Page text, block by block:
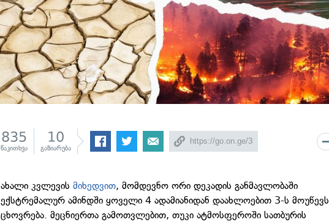
835
წაკითხვა
10
გაზიარება
ახალი კვლევისმიხედვით, მომდევნო ორი დეკადის განმავლობაში
ექსტრემალურ ამინდში ყოველი 4 ადამიანიდან დაახლოებით 3-ს მოუწევს
ცხოვრება. მეცნიერთა გამოთვლებით, თუკი ატმოსფეროში სათბურის